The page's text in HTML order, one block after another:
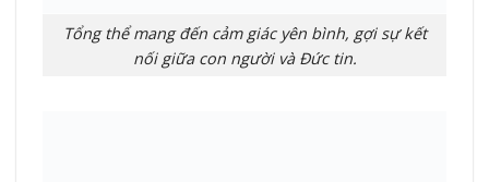
Tổng thể mang đến cảm giác yên bình, gợi sự kết
nối giữa con người và Đức tin.